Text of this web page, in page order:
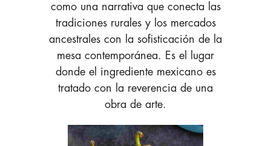
como una narrativa que conecta las
tradiciones rurales y los mercados
ancestrales con la sofisticación de la
mesa contemporánea. Es el lugar
donde el ingrediente mexicano es
tratado con la reverencia de una
obra de arte.